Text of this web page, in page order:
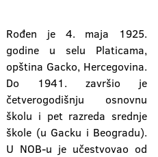
Rođen je 4. maja 1925.
godine u selu Platicama,
opština Gacko, Hercegovina.
Do 1941. završio je
četverogodišnju osnovnu
školu i pet razreda srednje
škole (u Gacku i Beogradu).
U NOB-u je učestvovao od